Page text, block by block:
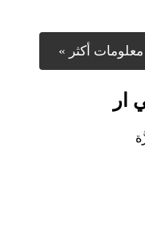
معلومات أكثر »
ار